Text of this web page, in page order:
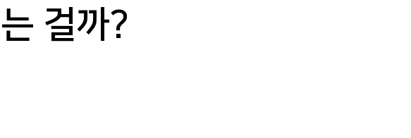
퍼스널브랜딩 도록제작대행
걸까?